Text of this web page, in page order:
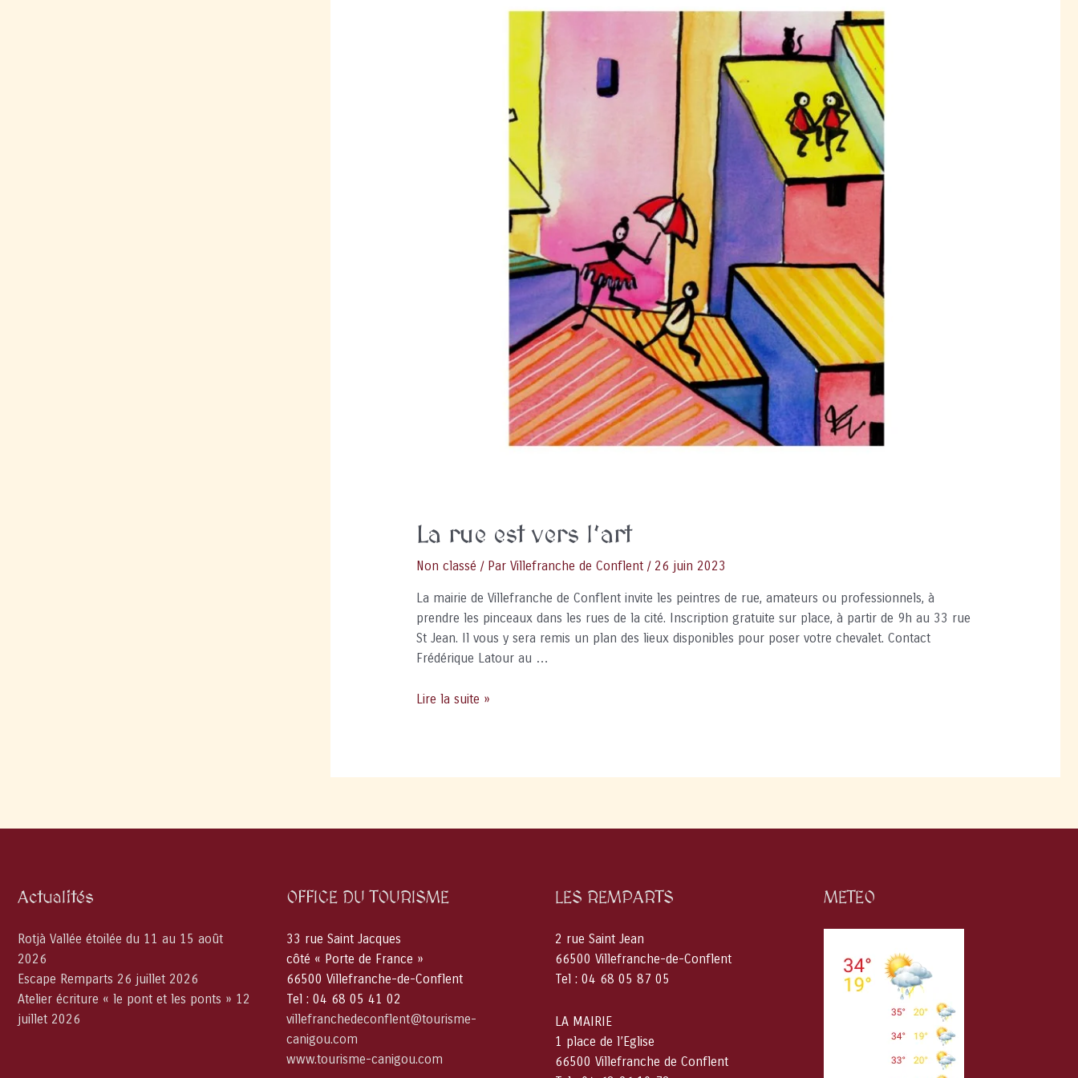
La rue est vers l’art
Non classé / Par Villefranche de Conflent / 26 juin 2023
La mairie de Villefranche de Conflent invite les peintres de rue, amateurs ou professionnels, à
prendre les pinceaux dans les rues de la cité. Inscription gratuite sur place, à partir de 9h au 33 rue
St Jean. Il vous y sera remis un plan des lieux disponibles pour poser votre chevalet. Contact
Frédérique Latour au …
La
l’art
Lire la suite »
Actualités
Rotjà Vallée étoilée du 11 au 15 août
2026
Escape Remparts 26 juillet 2026
Atelier écriture « le pont et les ponts » 12
juillet 2026
OFFICE DU TOURISME
33 rue Saint Jacques
côté « Porte de France »
66500 Villefranche-de-Conflent
Tel : 04 68 05 41 02
villefranchedeconflent@tourisme-
canigou.com
www.tourisme-canigou.com
LES REMPARTS
2 rue Saint Jean
66500 Villefranche-de-Conflent
Tel : 04 68 05 87 05
LA MAIRIE
1 place de l’Eglise
66500 Villefranche de Conflent
METEO